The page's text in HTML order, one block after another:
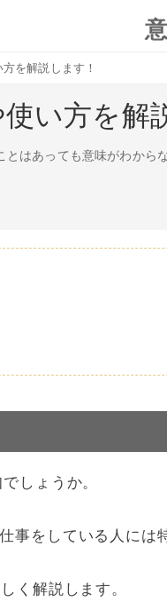
を解説します！
い方を解
とはあっても意味がわか
しょうか。
事をしている人には
く解説します。